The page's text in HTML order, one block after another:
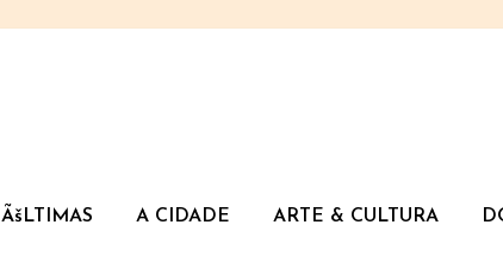
ÃšLTIMAS A CIDADE ARTE & CULTURA